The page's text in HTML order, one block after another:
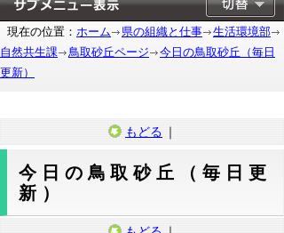
現在の位置： ホーム 県の組織と仕事
生活環境部
自然共生課
鳥取砂丘ページ
今日の鳥取砂丘（毎日
更新）
もどる ｜
今日の鳥取砂丘（毎日更
新）